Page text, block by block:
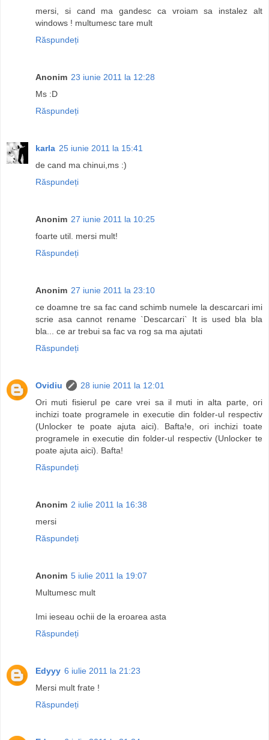
mersi, si cand ma gandesc ca vroiam sa instalez alt
windows ! multumesc tare mult
Răspundeți
Anonim 23 iunie 2011 la 12:28
Ms :D
Răspundeți
karla 25 iunie 2011 la 15:41
de cand ma chinui,ms :)
Răspundeți
Anonim 27 iunie 2011 la 10:25
foarte util. mersi mult!
Răspundeți
Anonim 27 iunie 2011 la 23:10
ce doamne tre sa fac cand schimb numele la descarcari imi
scrie asa cannot rename `Descarcari` It is used bla bla
bla... ce ar trebui sa fac va rog sa ma ajutati
Răspundeți
Ovidiu
28 iunie 2011 la 12:01
Ori muti fisierul pe care vrei sa il muti in alta parte, ori
inchizi toate programele in executie din folder-ul respectiv
(Unlocker te poate ajuta aici). Bafta!e, ori inchizi toate
programele in executie din folder-ul respectiv (Unlocker te
poate ajuta aici). Bafta!
Răspundeți
Anonim 2 iulie 2011 la 16:38
mersi
Răspundeți
Anonim 5 iulie 2011 la 19:07
Multumesc mult
Imi ieseau ochii de la eroarea asta
Răspundeți
Edyyy 6 iulie 2011 la 21:23
Mersi mult frate !
Răspundeți